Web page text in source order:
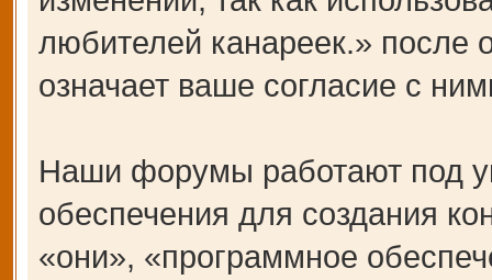
любителей канареек.» после
означает ваше согласие с
Наши форумы работают под
обеспечения для создания
«они», «программное